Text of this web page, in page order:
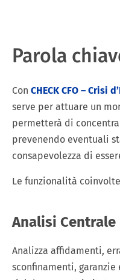
Parola
Con CHECK CFO – Crisi
serve per attuare un
permetterà di
prevenendo eventuali
consapevolezza di
Le funzionalità
Analisi Centrale
Analizza affidamenti,
sconfinamenti,